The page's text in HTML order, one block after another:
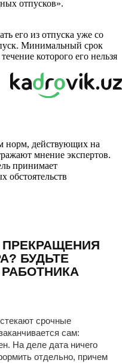
отпусков».
его из отпуска уже со
Минимальный срок
которого его нельзя
норм, действующих на
мнение экспертов.
принимает
обстоятельств
БУДЬТЕ
срочные
сам:
На деле дата ничего
отдельно, причем